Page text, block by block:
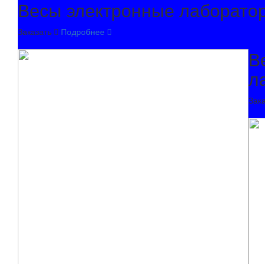
Весы электронные
Заказать Подробнее